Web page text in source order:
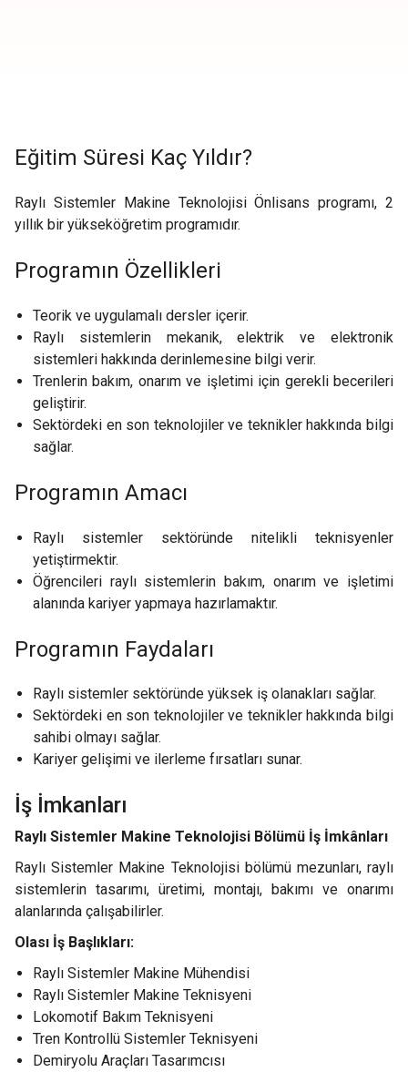
Eğitim Süresi Kaç Yıldır?
Raylı Sistemler Makine Teknolojisi Önlisans programı, 2
yıllık bir yükseköğretim programıdır.
Programın Özellikleri
Teorik ve uygulamalı dersler içerir.
Raylı sistemlerin mekanik, elektrik ve elektronik
sistemleri hakkında derinlemesine bilgi verir.
Trenlerin bakım, onarım ve işletimi için gerekli becerileri
geliştirir.
Sektördeki en son teknolojiler ve teknikler hakkında bilgi
sağlar.
Programın Amacı
Raylı sistemler sektöründe nitelikli teknisyenler
yetiştirmektir.
Öğrencileri raylı sistemlerin bakım, onarım ve işletimi
alanında kariyer yapmaya hazırlamaktır.
Programın Faydaları
Raylı sistemler sektöründe yüksek iş olanakları sağlar.
Sektördeki en son teknolojiler ve teknikler hakkında bilgi
sahibi olmayı sağlar.
Kariyer gelişimi ve ilerleme fırsatları sunar.
İş İmkanları
Raylı Sistemler Makine Teknolojisi Bölümü İş İmkânları
Raylı Sistemler Makine Teknolojisi bölümü mezunları, raylı
sistemlerin tasarımı, üretimi, montajı, bakımı ve onarımı
alanlarında çalışabilirler.
Olası İş Başlıkları:
Raylı Sistemler Makine Mühendisi
Raylı Sistemler Makine Teknisyeni
Lokomotif Bakım Teknisyeni
Tren Kontrollü Sistemler Teknisyeni
Demiryolu Araçları Tasarımcısı